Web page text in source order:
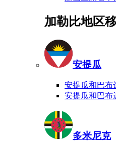
加勒比地区
安提瓜
安提瓜和巴布
安提瓜和巴布
多米尼克